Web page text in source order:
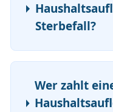
Sterbefall?
Wer zahlt